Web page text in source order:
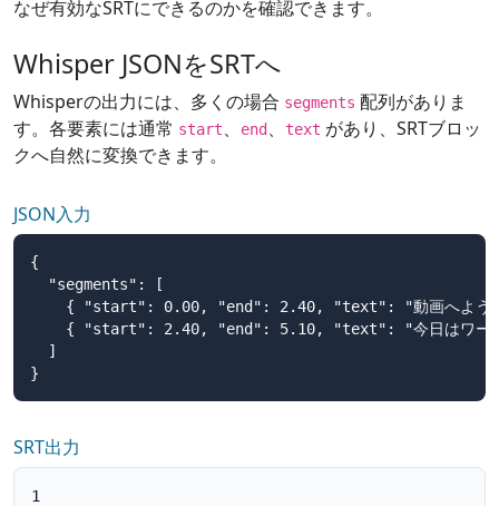
なぜ有効なSRTにできるのかを確認できます。
Whisper JSONをSRTへ
Whisperの出力には、多くの場合 segments 配列がありま
す。各要素には通常 start、 end 、 text があり、SRTブロッ
クへ自然に変換できます。
JSON入力
{
  "segments": [
{ "start": 0.00, "end": 2.40, "text": "動画へよう
{ "start": 2.40, "end": 5.10, "text": "今日はワー
  ]
}
SRT出力
1